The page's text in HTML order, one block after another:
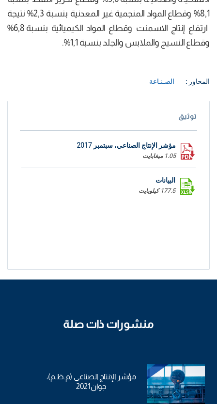
8,1% وقطاع المواد المنجمية غير المعدنية بنسبة 2,3% نتيجة
ارتفاع إنتاج الاسمنت وقطاع المواد الكيميائية بنسبة 6,8%
وقطاع النسيج والملابس والجلد بنسبة 1,1%.
المحاور : الصـنـاعة
توثيق
مؤشر الإنتاج الصناعي، سبتمبر 2017
1.05 ميغابايت
البيانات
177.5 كيلوبايت
منشورات ذات صلة
مؤشر الإنتاج الصناعي (م.ظ.م)،
جوان2021